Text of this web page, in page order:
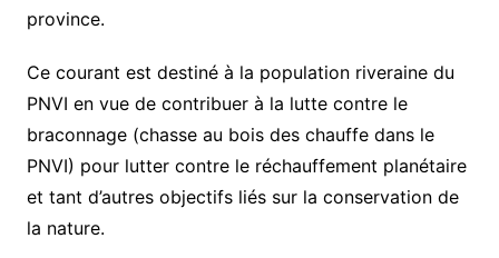
province.
Ce courant est destiné à la population riveraine du
PNVI en vue de contribuer à la lutte contre le
braconnage (chasse au bois des chauffe dans le
PNVI) pour lutter contre le réchauffement planétaire
et tant d’autres objectifs liés sur la conservation de
la nature.